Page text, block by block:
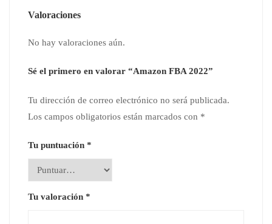
Valoraciones
No hay valoraciones aún.
Sé el primero en valorar “Amazon FBA 2022”
Tu dirección de correo electrónico no será publicada.
Los campos obligatorios están marcados con *
Tu puntuación *
Tu valoración *